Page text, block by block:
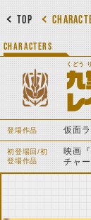
TOP
CHARACTERS
くどう
九
登場作品 仮面
初登場回/初
登場作品
映画
チャ